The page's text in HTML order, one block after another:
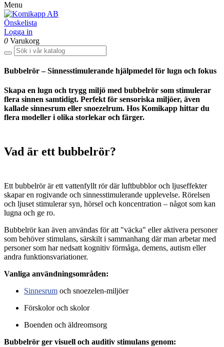
Menu
Önskelista
Logga in
0 Varukorg
Bubbelrör – Sinnesstimulerande hjälpmedel för lugn och fokus
Skapa en lugn och trygg miljö med bubbelrör som stimulerar
flera sinnen samtidigt. Perfekt för sensoriska miljöer, även
kallade sinnesrum eller snoezelrum. Hos Komikapp hittar du
flera modeller i olika storlekar och färger.
Vad är ett bubbelrör?
Ett bubbelrör är ett vattenfyllt rör där luftbubblor och ljuseffekter
skapar en rogivande och sinnesstimulerande upplevelse. Rörelsen
och ljuset stimulerar syn, hörsel och koncentration – något som kan
lugna och ge ro.
Bubbelrör kan även användas för att "väcka" eller aktivera personer
som behöver stimulans, särskilt i sammanhang där man arbetar med
personer som har nedsatt kognitiv förmåga, demens, autism eller
andra funktionsvariationer.
Vanliga användningsområden:
Sinnesrum och snoezelen-miljöer
Förskolor och skolor
Boenden och äldreomsorg
Bubbelrör ger visuell och auditiv stimulans genom: